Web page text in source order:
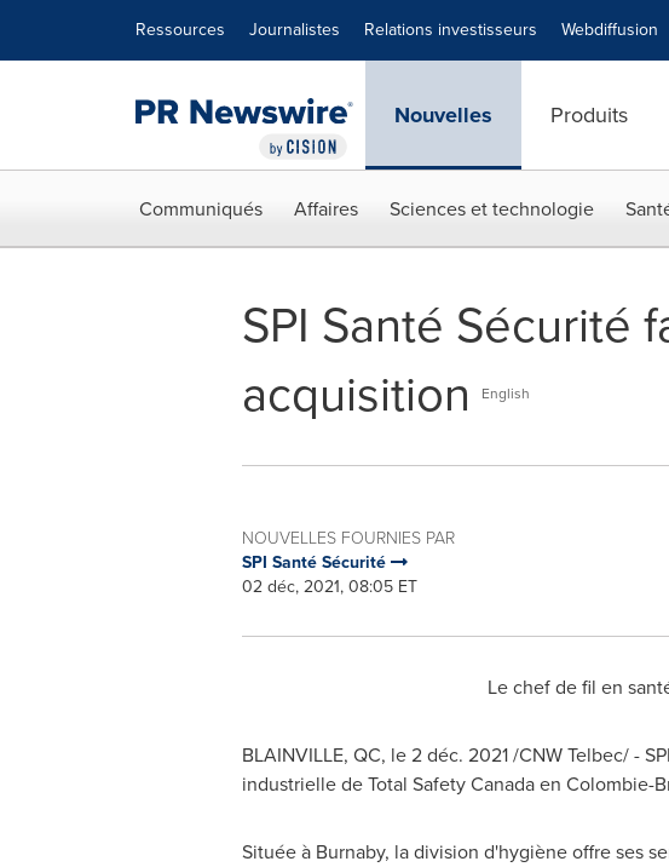
Ressources Journalistes Relations investisseurs Webdiffusion
Nouvelles Produits
Communiqués Affaires Sciences et technologie
SPI Santé Sécurité
acquisition
English
NOUVELLES FOURNIES PAR
SPI Santé Sécurité
02 déc, 2021, 08:05 ET
Le chef de fil en
BLAINVILLE, QC, le 2 déc. 2021 /CNW Telbec/ -
industrielle de Total Safety Canada en Colombie-
Située à Burnaby, la division d'hygiène offre ses